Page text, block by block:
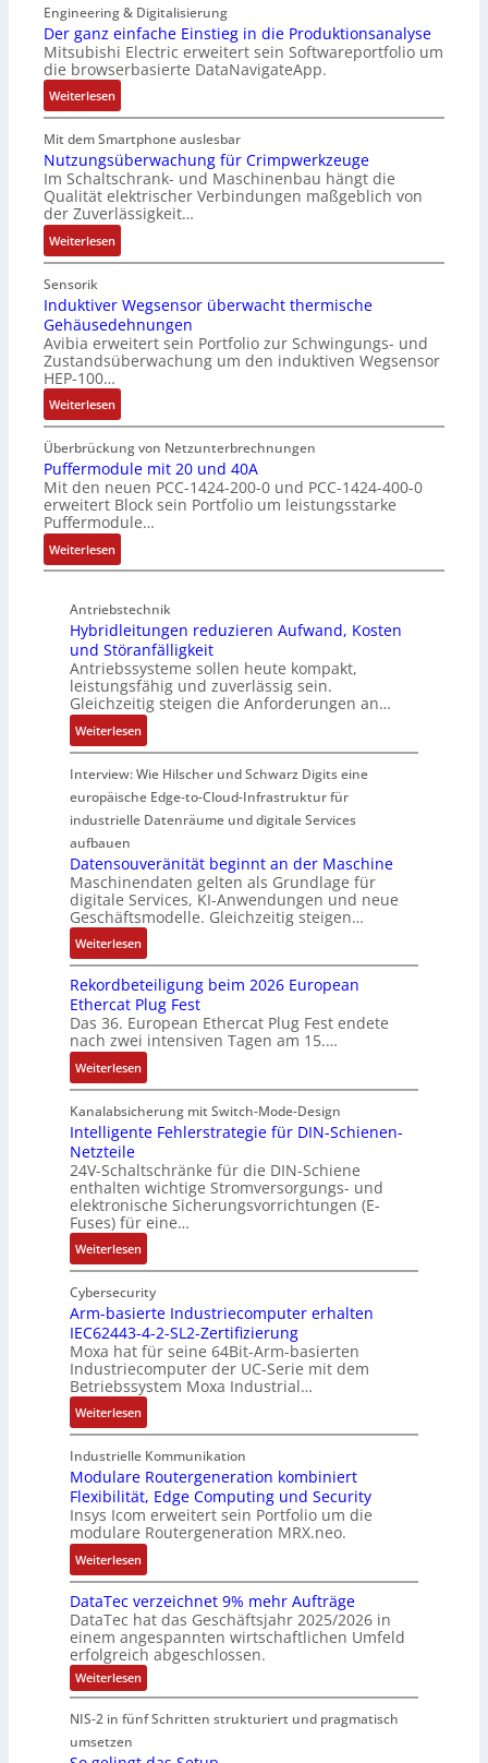
i
t
E
n
c
o
d
e
r
i
a
n
g
u
l
a
t
i
o
n
t
e
i
l
e
r
h
ä
l
S
c
h
t
z
l
a
k
b
e
s
c
h
i
c
h
u
n
g
f
ü
r
r
a
u
e
U
m
g
e
b
u
n
g
e
n
n
s
o
r
l
o
s
e
F
a
n
g
s
h
a
l
t
u
n
g
Engineering & Digitalisierung
Der ganz einfache Einstieg in die Produktionsanalyse
Mitsubishi Electric erweitert sein Softwareportfolio um
die browserbasierte DataNavigateApp.
Weiterlesen:
D
e
r
g
a
n
z
e
n
f
a
c
h
e
E
i
n
s
t
i
e
g
n
d
i
e
P
r
o
d
u
k
t
i
o
n
s
a
n
a
l
y
s
e
Mit dem Smartphone auslesbar
Nutzungsüberwachung für Crimpwerkzeuge
Im Schaltschrank- und Maschinenbau hängt die
Qualität elektrischer Verbindungen maßgeblich von
der Zuverlässigkeit…
Weiterlesen:
N
t
z
u
n
s
ü
b
e
r
w
a
c
h
n
g
f
ü
r
C
r
i
m
p
w
e
r
k
z
e
u
g
e
Sensorik
Induktiver Wegsensor überwacht thermische
Gehäusedehnungen
Avibia erweitert sein Portfolio zur Schwingungs- und
Zustandsüberwachung um den induktiven Wegsensor
HEP-100…
Weiterlesen:
I
n
d
u
k
t
i
v
r
W
e
g
s
e
n
s
o
r
ü
b
e
r
w
a
c
h
t
t
h
e
r
m
i
s
c
h
e
G
e
h
ä
u
s
e
d
e
h
n
u
n
g
e
n
Überbrückung von Netzunterbrechnungen
Puffermodule mit 20 und 40A
Mit den neuen PCC-1424-200-0 und PCC-1424-400-0
erweitert Block sein Portfolio um leistungsstarke
Puffermodule…
Weiterlesen:
P
f
f
e
r
m
o
d
u
l
e
m
i
t
2
0
u
n
d
4
0
A
Antriebstechnik
Hybridleitungen reduzieren Aufwand, Kosten
und Störanfälligkeit
Antriebssysteme sollen heute kompakt,
leistungsfähig und zuverlässig sein.
Gleichzeitig steigen die Anforderungen an…
Weiterlesen:
H
y
r
l
e
i
u
n
g
e
n
e
i
e
r
e
n
A
u
f
w
a
n
d
,
K
o
t
e
n
u
n
d
S
t
ö
r
a
n
Interview: Wie Hilscher und Schwarz Digits eine
europäische Edge-to-Cloud-Infrastruktur für
industrielle Datenräume und digitale Services
aufbauen
Datensouveränität beginnt an der Maschine
Maschinendaten gelten als Grundlage für
digitale Services, KI-Anwendungen und neue
Geschäftsmodelle. Gleichzeitig steigen…
Weiterlesen:
D
a
t
e
n
s
o
u
v
r
ä
n
i
t
ä
t
b
e
g
i
n
n
t
a
n
d
e
r
M
a
s
c
h
i
n
Rekordbeteiligung beim 2026 European
Ethercat Plug Fest
Das 36. European Ethercat Plug Fest endete
nach zwei intensiven Tagen am 15.…
Weiterlesen:
R
e
k
r
d
b
e
t
e
i
l
i
g
u
n
g
b
e
m
2
0
2
6
E
u
r
o
p
a
Kanalabsicherung mit Switch-Mode-Design
Intelligente Fehlerstrategie für DIN-Schienen-
Netzteile
24V-Schaltschränke für die DIN-Schiene
enthalten wichtige Stromversorgungs- und
elektronische Sicherungsvorrichtungen (E-
Fuses) für eine…
Weiterlesen:
I
n
t
e
l
l
i
g
e
n
e
F
e
h
l
e
r
s
t
r
a
t
Cybersecurity
Arm-basierte Industriecomputer erhalten
IEC62443-4-2-SL2-Zertifizierung
Moxa hat für seine 64Bit-Arm-basierten
Industriecomputer der UC-Serie mit dem
Betriebssystem Moxa Industrial…
Weiterlesen:
A
r
m
-
b
a
s
i
e
r
t
e
I
n
d
Industrielle Kommunikation
Modulare Routergeneration kombiniert
Flexibilität, Edge Computing und Security
Insys Icom erweitert sein Portfolio um die
modulare Routergeneration MRX.neo.
Weiterlesen:
M
o
d
u
l
a
r
e
DataTec verzeichnet 9% mehr Aufträge
DataTec hat das Geschäftsjahr 2025/2026 in
einem angespannten wirtschaftlichen Umfeld
erfolgreich abgeschlossen.
Weiterlesen:
D
t
NIS-2 in fünf Schritten strukturiert und pragmatisch
umsetzen